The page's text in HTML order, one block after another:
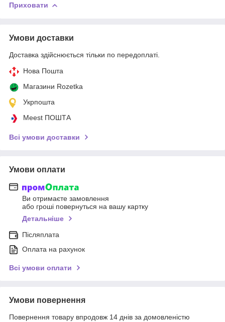
Приховати
Умови доставки
Доставка здійснюється тільки по передоплаті.
Нова Пошта
Магазини Rozetka
Укрпошта
Meest ПОШТА
Всі умови доставки
Умови оплати
Ви отримаєте замовлення
або гроші повернуться на вашу картку
Детальніше
Післяплата
Оплата на рахунок
Всі умови оплати
Умови повернення
Повернення товару впродовж 14 днів за домовленістю